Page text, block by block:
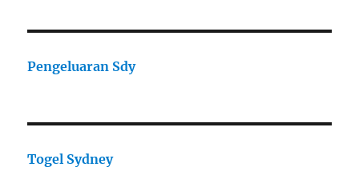
Pengeluaran Sdy
Togel Sydney